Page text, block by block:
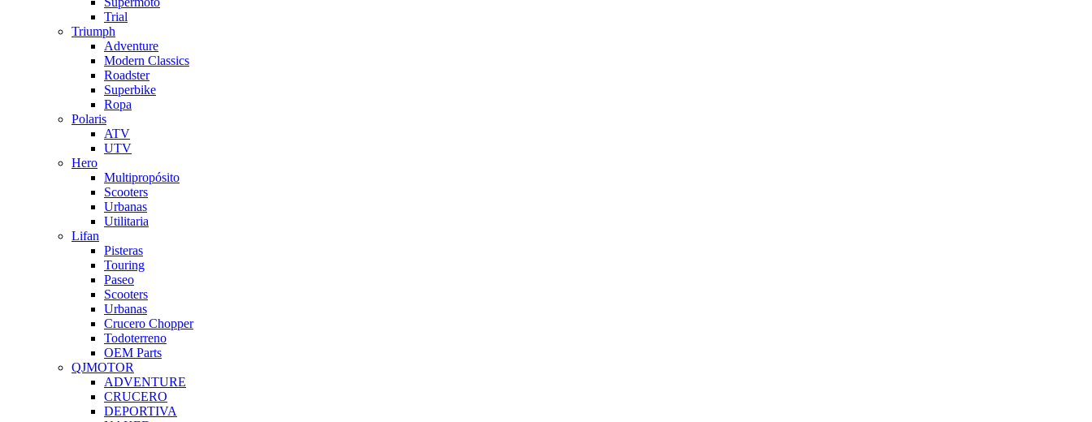
Trial
Triumph
Adventure
Modern Classics
Roadster
Superbike
Ropa
Polaris
ATV
UTV
Hero
Multipropósito
Scooters
Urbanas
Utilitaria
Lifan
Pisteras
Touring
Paseo
Scooters
Urbanas
Crucero Chopper
Todoterreno
OEM Parts
QJMOTOR
ADVENTURE
CRUCERO
DEPORTIVA